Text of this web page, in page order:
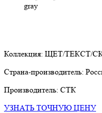
gray
Коллекция: ЩЕТ/ТЕКСТ/
Страна-производитель:
Производитель: СТК
УЗНАТЬ ТОЧНУЮ ЦЕНУ